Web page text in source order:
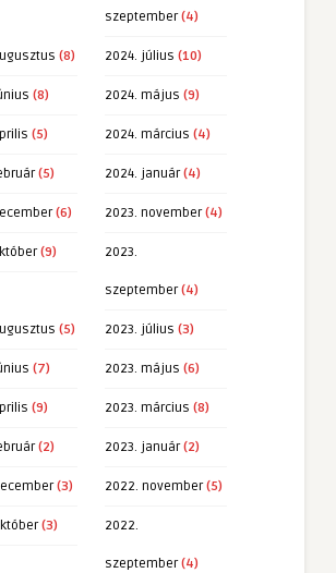
szeptember(4)
(8) 2024. július (10)
(8) 2024. május (9)
(5) 2024. március (4)
(5) 2024. január(4)
(6) 2023. november(4)
(9) 2023.
szeptember(4)
(5) 2023. július (3)
(7) 2023. május (6)
(9) 2023. március (8)
(2) 2023. január(2)
(3) 2022. november(5)
(3) 2022.
szeptember(4)